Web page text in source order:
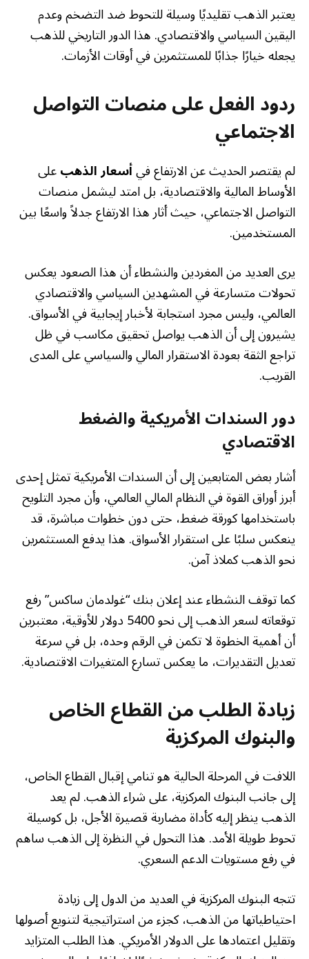
يعتبر الذهب تقليديًا وسيلة للتحوط ضد التضخم وعدم
اليقين السياسي والاقتصادي. هذا الدور التاريخي للذهب
يجعله خيارًا جذابًا للمستثمرين في أوقات الأزمات.
ردود الفعل على منصات التواصل
الاجتماعي
لم يقتصر الحديث عن الارتفاع فيأسعار الذهبعلى
الأوساط المالية والاقتصادية، بل امتد ليشمل منصات
التواصل الاجتماعي، حيث أثار هذا الارتفاع جدلاً واسعًا بين
المستخدمين.
يرى العديد من المغردين والنشطاء أن هذا الصعود يعكس
تحولات متسارعة في المشهدين السياسي والاقتصادي
العالمي، وليس مجرد استجابة لأخبار إيجابية في الأسواق.
يشيرون إلى أن الذهب يواصل تحقيق مكاسب في ظل
تراجع الثقة بعودة الاستقرار المالي والسياسي على المدى
القريب.
دور السندات الأمريكية والضغط
الاقتصادي
أشار بعض المتابعين إلى أن السندات الأمريكية تمثل إحدى
أبرز أوراق القوة في النظام المالي العالمي، وأن مجرد التلويح
باستخدامها كورقة ضغط، حتى دون خطوات مباشرة، قد
ينعكس سلبًا على استقرار الأسواق. هذا يدفع المستثمرين
نحو الذهب كملاذ آمن.
كما توقف النشطاء عند إعلان بنك “غولدمان ساكس” رفع
توقعاته لسعر الذهب إلى نحو 5400 دولار للأوقية، معتبرين
أن أهمية الخطوة لا تكمن في الرقم وحده، بل في سرعة
تعديل التقديرات، ما يعكس تسارع المتغيرات الاقتصادية.
زيادة الطلب من القطاع الخاص
والبنوك المركزية
اللافت في المرحلة الحالية هو تنامي إقبال القطاع الخاص،
إلى جانب البنوك المركزية، على شراء الذهب. لم يعد
الذهب ينظر إليه كأداة مضاربة قصيرة الأجل، بل كوسيلة
تحوط طويلة الأمد. هذا التحول في النظرة إلى الذهب ساهم
في رفع مستويات الدعم السعري.
تتجه البنوك المركزية في العديد من الدول إلى زيادة
احتياطياتها من الذهب، كجزء من استراتيجية لتنويع أصولها
وتقليل اعتمادها على الدولار الأمريكي. هذا الطلب المتزايد